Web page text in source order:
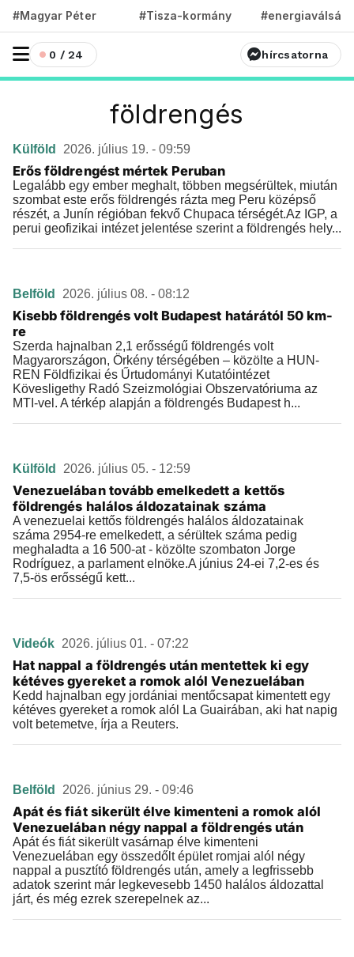
#Magyar Péter #Tisza-kormány #energiaválság
0 / 24 hírcsatorna
földrengés
Külföld 2026. július 19. - 09:59
Erős földrengést mértek Peruban
Legalább egy ember meghalt, többen megsérültek, miután
szombat este erős földrengés rázta meg Peru középső
részét, a Junín régióban fekvő Chupaca térségét.Az IGP, a
perui geofizikai intézet jelentése szerint a földrengés hely...
Belföld 2026. július 08. - 08:12
Kisebb földrengés volt Budapest határától 50 km-
re
Szerda hajnalban 2,1 erősségű földrengés volt
Magyarországon, Örkény térségében – közölte a HUN-
REN Földfizikai és Űrtudományi Kutatóintézet
Kövesligethy Radó Szeizmológiai Obszervatóriuma az
MTI-vel. A térkép alapján a földrengés Budapest h...
Külföld 2026. július 05. - 12:59
Venezuelában tovább emelkedett a kettős
földrengés halálos áldozatainak száma
A venezuelai kettős földrengés halálos áldozatainak
száma 2954-re emelkedett, a sérültek száma pedig
meghaladta a 16 500-at - közölte szombaton Jorge
Rodríguez, a parlament elnöke.A június 24-ei 7,2-es és
7,5-ös erősségű kett...
Videók 2026. július 01. - 07:22
Hat nappal a földrengés után mentettek ki egy
kétéves gyereket a romok alól Venezuelában
Kedd hajnalban egy jordániai mentőcsapat kimentett egy
kétéves gyereket a romok alól La Guairában, aki hat napig
volt betemetve, írja a Reuters.
Belföld 2026. június 29. - 09:46
Apát és fiát sikerült élve kimenteni a romok alól
Venezuelában négy nappal a földrengés után
Apát és fiát sikerült vasárnap élve kimenteni
Venezuelában egy összedőlt épület romjai alól négy
nappal a pusztító földrengés után, amely a legfrissebb
adatok szerint már legkevesebb 1450 halálos áldozattal
járt, és még ezrek szerepelnek az...